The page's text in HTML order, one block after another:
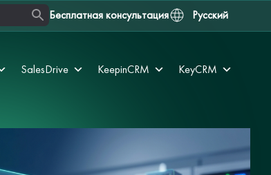
Бесплатная консультация Русский
SalesDrive KeepinCRM KeyCRM